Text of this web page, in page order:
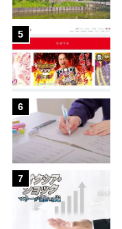
5
6
7